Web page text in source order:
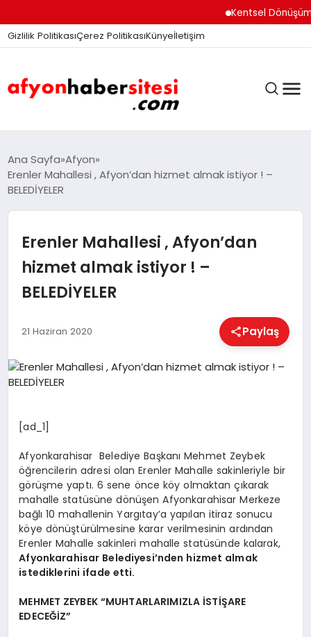
Kentsel Dönüşüm Ofisi
Gizlilik PolitikasıÇerez PolitikasıKünyeİletişim
ANASAYFA
GÜNDEM
DÜNYA
EKONOMI
MAGAZIN
SAĞLIK
SPOR
TEKNOLOJI
Ana Sayfa Afyon
Erenler Mahallesi , Afyon’dan hizmet almak istiyor ! –
BELEDİYELER
Erenler Mahallesi , Afyon’dan
hizmet almak istiyor ! –
BELEDİYELER
21 Haziran 2020 Paylaş
[ad_1]
Afyonkarahisar Belediye Başkanı Mehmet Zeybek
öğrencilerin adresi olan Erenler Mahalle sakinleriyle bir
görüşme yaptı. 6 sene önce köy olmaktan çıkarak
mahalle statüsüne dönüşen Afyonkarahisar Merkeze
bağlı 10 mahallenin Yargıtay’a yapılan itiraz sonucu
köye dönüştürülmesine karar verilmesinin ardından
Erenler Mahalle sakinleri mahalle statüsünde kalarak,
Afyonkarahisar Belediyesi’nden hizmet almak
istediklerini ifade etti.
MEHMET ZEYBEK “MUHTARLARIMIZLA İSTİŞARE
EDECEĞİZ”